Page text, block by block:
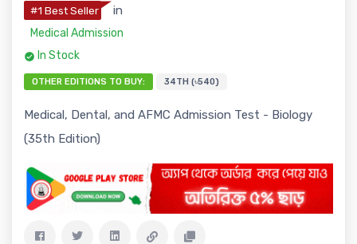
#1 Best Seller in
Medical Admission
In Stock
OTHER EDITIONS TO BUY: 34TH (৳540)
Medical, Dental, and AFMC Admission Test - Biology
(35th Edition)